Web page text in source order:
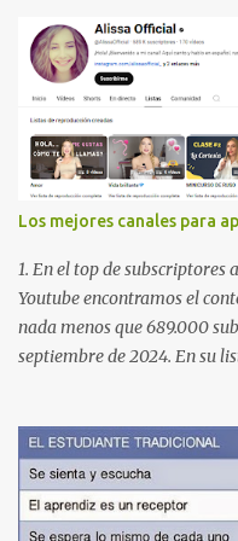
Los mejores canales para
1. En el top de subscriptores
Youtube encontramos el
nada menos que 689.000
septiembre de 2024. En su
de Anastasia G . con
septiembre de 2024.
muy bien estructurada para
pronunciación, etc. https://